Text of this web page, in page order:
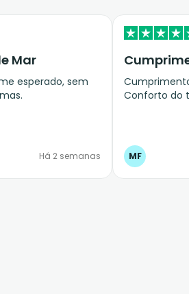
Mar
esperado, sem
Há 2 semanas
Conforto do
MF